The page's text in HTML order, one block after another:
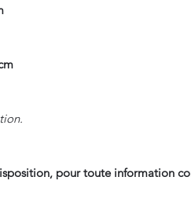
pour toute information